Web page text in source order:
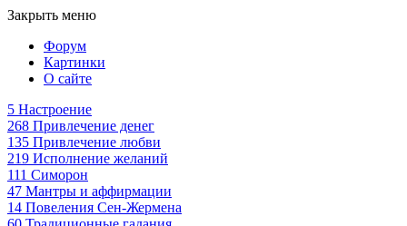
Закрыть меню
Форум
Картинки
О сайте
5 Настроение
268 Привлечение денег
135 Привлечение любви
219 Исполнение желаний
111 Симорон
47 Мантры и аффирмации
14 Повеления Сен-Жермена